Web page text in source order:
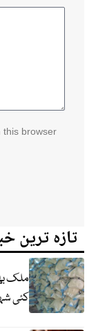
this browser
تازہ ترین
ملک
کئی شہروں میں 20